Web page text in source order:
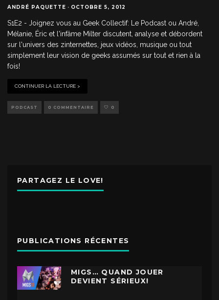
ANDRÉ PAQUETTE · OCTOBRE 5, 2012
S1E2 - Joignez vous au Geek Collectif: Le Podcast ou André,
Mélanie, Éric et l'infâme Milter discutent, analyse et débordent
sur l'univers des zinternettes, jeux vidéos, musique ou tout
simplement leur vision de geeks assumés sur tout et rien à la
fois!
CONTINUER LA LECTURE >
PODCAST 0 COMMENTAIRE 0
PARTAGEZ LE LOVE!
PUBLICATIONS RÉCENTES
MIGS… QUAND JOUER
DEVIENT SÉRIEUX!